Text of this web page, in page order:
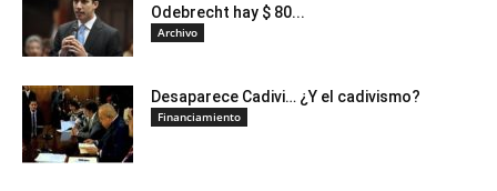
Odebrecht hay $ 80...
Archivo
Desaparece Cadivi… ¿Y el cadivismo?
Financiamiento